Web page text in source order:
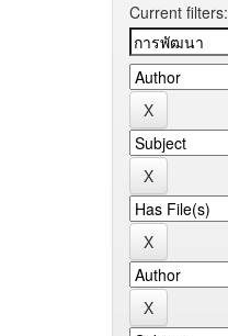
Current filters: